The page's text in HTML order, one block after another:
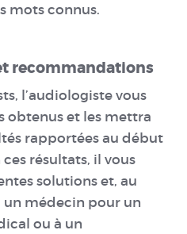
mots connus.
recommandations
l’audiologiste vous
obtenus et les mettra
rapportées au début
résultats, il vous
solutions et, au
un médecin pour un
ou à un